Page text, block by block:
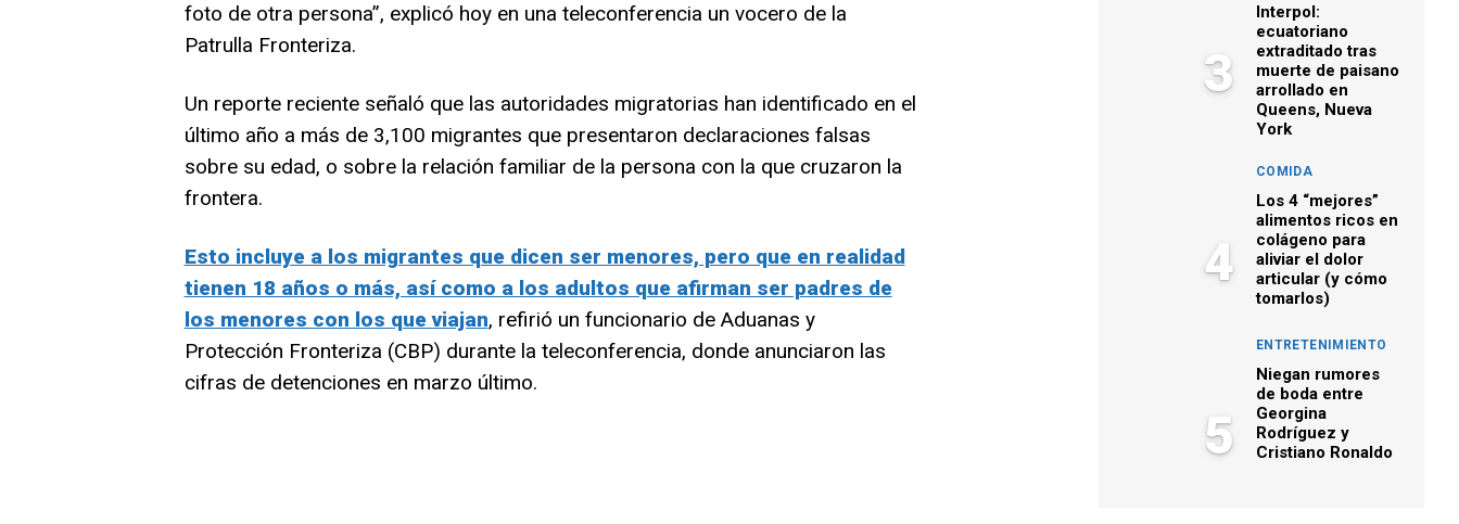
foto de otra persona”, explicó hoy en una teleconferencia un vocero de la
Patrulla Fronteriza.
Un reporte reciente señaló que las autoridades migratorias han identificado en el
último año a más de 3,100 migrantes que presentaron declaraciones falsas
sobre su edad, o sobre la relación familiar de la persona con la que cruzaron la
frontera.
Esto incluye a los migrantes que dicen ser menores, pero que en realidad
tienen 18 años o más, así como a los adultos que afirman ser padres de
los menores con los que viajan, refirió un funcionario de Aduanas y
Protección Fronteriza (CBP) durante la teleconferencia, donde anunciaron las
cifras de detenciones en marzo último.
3
Interpol:
ecuatoriano
extraditado tras
muerte de paisano
arrollado en
Queens, Nueva
York
4
COMIDA
Los 4 “mejores”
alimentos ricos en
colágeno para
aliviar el dolor
articular (y cómo
tomarlos)
5
ENTRETENIMIENTO
Niegan rumores
de boda entre
Georgina
Rodríguez y
Cristiano Ronaldo